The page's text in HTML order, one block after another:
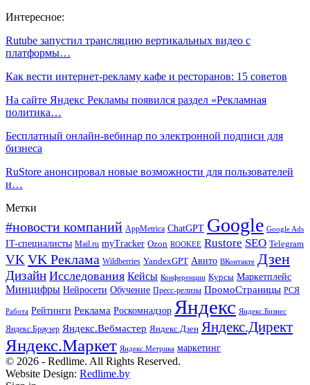
Интересное:
Rutube запустил трансляцию вертикальных видео с
платформы…
Как вести интернет-рекламу кафе и ресторанов: 15 советов
На сайте Яндекс Рекламы появился раздел «Рекламная
политика…
Бесплатный онлайн-вебинар по электронной подписи для
бизнеса
RuStore анонсировал новые возможности для пользователей
и…
Метки
#новости компаний AppMetrica ChatGPT Google Google Ads
IT-специалисты Mail.ru myTracker Ozon ROOKEE Rustore SEO Telegram
VK VK Реклама Wildberries YandexGPT Авито ВКонтакте Дзен
Дизайн Исследования Кейсы Конференции Курсы Маркетплейс
Минцифры Нейросети Обучение Пресс-релизы ПромоСтраницы РСЯ
Работа Рейтинги Реклама Роскомнадзор Яндекс Яндекс.Бизнес
Яндекс.Браузер Яндекс.Вебмастер Яндекс.Дзен Яндекс.Директ
Яндекс.Маркет Яндекс.Метрика маркетинг
© 2026 - Redlime. All Rights Reserved.
Website Design: Redlime.by